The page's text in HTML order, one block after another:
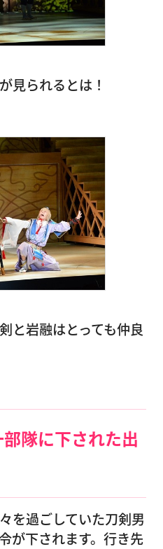
られるとは！
と岩融はとっても仲良
隊に下された出
を過ごしていた刀剣男
が下されます。行き先